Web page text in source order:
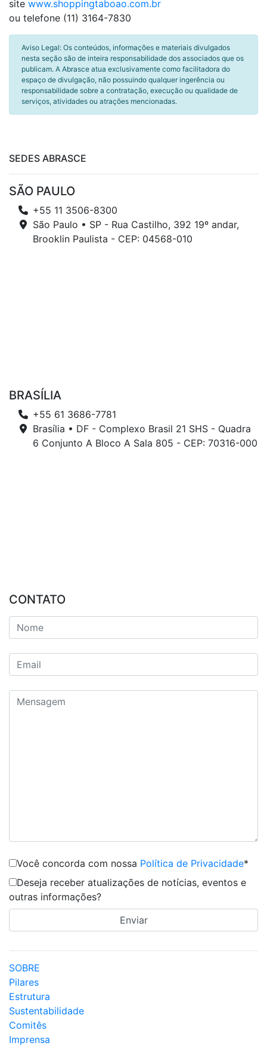
site www.shoppingtaboao.com.br
ou telefone (11) 3164-7830
Aviso Legal: Os conteúdos, informações e materiais divulgados
nesta seção são de inteira responsabilidade dos associados que os
publicam. A Abrasce atua exclusivamente como facilitadora do
espaço de divulgação, não possuindo qualquer ingerência ou
responsabilidade sobre a contratação, execução ou qualidade de
serviços, atividades ou atrações mencionadas.
SEDES ABRASCE
SÃO PAULO
+55 11 3506-8300
São Paulo • SP - Rua Castilho, 392 19º andar,
Brooklin Paulista - CEP: 04568-010
BRASÍLIA
+55 61 3686-7781
Brasília • DF - Complexo Brasil 21 SHS - Quadra
6 Conjunto A Bloco A Sala 805 - CEP: 70316-000
CONTATO
Você concorda com nossa Política de Privacidade*
Deseja receber atualizações de notícias, eventos e
outras informações?
SOBRE
Pilares
Estrutura
Sustentabilidade
Comitês
Imprensa